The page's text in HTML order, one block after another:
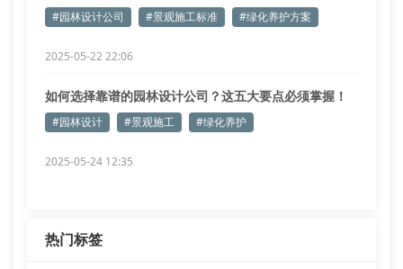
#园林设计公司 #景观施工标准 #绿化养护方案
2025-05-22 22:06
如何选择靠谱的园林设计公司？这五大要点必须掌握！
#园林设计 #景观施工 #绿化养护
2025-05-24 12:35
热门标签